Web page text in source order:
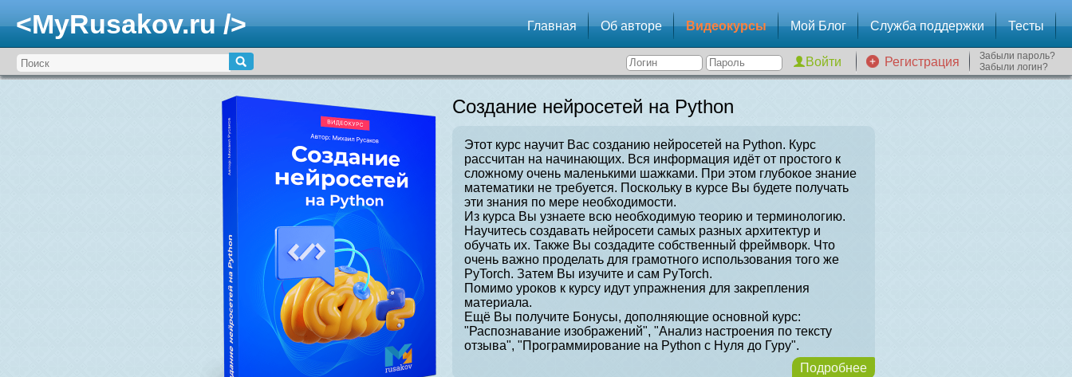
<MyRusakov.ru /> Главная Об авторе Видеокурсы Мой Блог Служба поддержки Тесты
Регистрация
Забыли пароль?
Забыли логин?
Создание нейросетей на Python
Этот курс научит Вас созданию нейросетей на Python. Курс
рассчитан на начинающих. Вся информация идёт от простого к
сложному очень маленькими шажками. При этом глубокое знание
математики не требуется. Поскольку в курсе Вы будете получать
эти знания по мере необходимости.
Из курса Вы узнаете всю необходимую теорию и терминологию.
Научитесь создавать нейросети самых разных архитектур и
обучать их. Также Вы создадите собственный фреймворк. Что
очень важно проделать для грамотного использования того же
PyTorch. Затем Вы изучите и сам PyTorch.
Помимо уроков к курсу идут упражнения для закрепления
материала.
Ещё Вы получите Бонусы, дополняющие основной курс:
"Распознавание изображений", "Анализ настроения по тексту
отзыва", "Программирование на Python с Нуля до Гуру".
Подробнее